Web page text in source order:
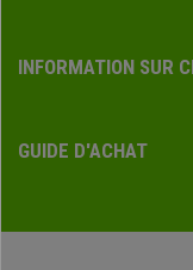
INFORMATION SUR
GUIDE D'ACHAT